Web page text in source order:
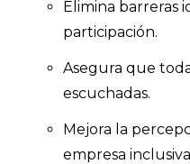
Elimina barreras
participación.
Asegura que
escuchadas.
Mejora la
empresa